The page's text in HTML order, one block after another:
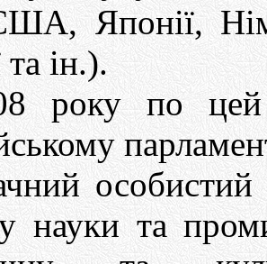
Японії,
ін.).
року по цей
особистий
науки та